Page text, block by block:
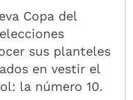
Copa del
sus planteles
en vestir el
la número 10.